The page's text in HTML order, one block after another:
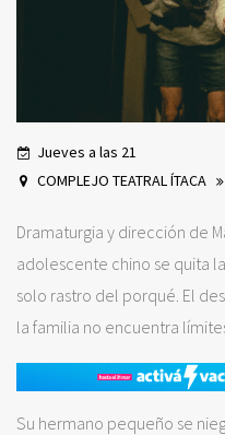
Jueves a las 21
COMPLEJO TEATRAL ÍTACA
Dramaturgia y dirección de
adolescente chino se quita
solo rastro del porqué. El
la familia no encuentra
Su hermano pequeño se